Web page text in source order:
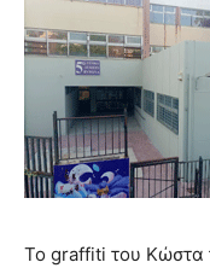
Το graffiti του Κώστα